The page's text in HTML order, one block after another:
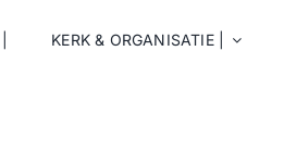
KERK & ORGANISATIE |